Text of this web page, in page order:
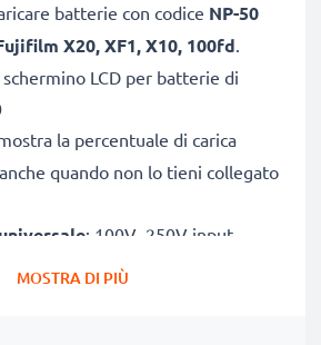
batterie con codice NP-50
X20, XF1, X10, 100fd.
LCD per batterie di
la percentuale di carica
quando non lo tieni collegato
: 100V–250V input
ovunque, in Italia, Europa o fuori
MOSTRA DI PIÙ